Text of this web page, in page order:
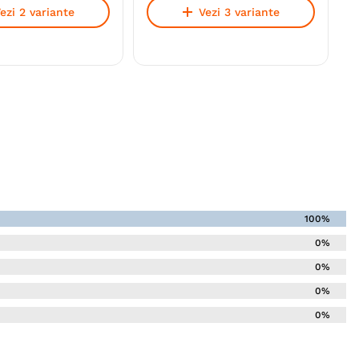
2 variante Vezi 3 variante
100%
0%
0%
0%
0%